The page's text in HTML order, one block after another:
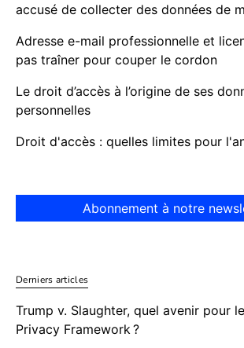
accusé de collecter des données de
Adresse e-mail professionnelle et
pas traîner pour couper le cordon
Le droit d’accès à l’origine de ses
personnelles
Droit d'accès : quelles limites pour
Abonnement à notre
Derniers articles
Trump v. Slaughter, quel avenir pour
Privacy Framework ?